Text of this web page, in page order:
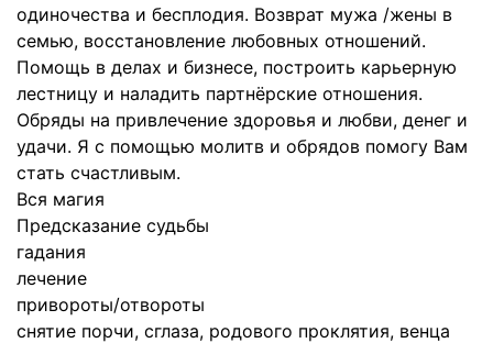
одиночества и бесплодия. Возврат мужа /жены в
семью, восстановление любовных отношений.
Помощь в делах и бизнесе, построить карьерную
лестницу и наладить партнёрские отношения.
Обряды на привлечение здоровья и любви, денег и
удачи. Я с помощью молитв и обрядов помогу Вам
стать счастливым.
Вся магия
Предсказание судьбы
гадания
лечение
привороты/отвороты
снятие порчи, сглаза, родового проклятия, венца